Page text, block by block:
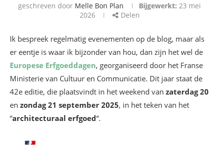
geschreven door Melle Bon Plan Bijgewerkt: 23 mei
2026
Delen
Ik bespreek regelmatig evenementen op de blog, maar als
er eentje is waar ik bijzonder van hou, dan zijn het wel de
Europese Erfgoeddagen, georganiseerd door het Franse
Ministerie van Cultuur en Communicatie. Dit jaar staat de
42e editie, die plaatsvindt in het weekend van zaterdag 20
en zondag 21 september 2025, in het teken van het
“architecturaal erfgoed“.